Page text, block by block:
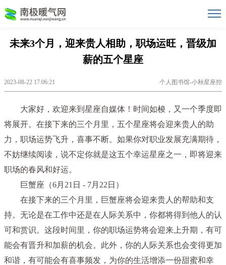
未来3个月，迎来贵人相助，职场运旺，晋级加
薪的五个星座
2023-08-22 17:06:21 个人图书馆-小秋星座控
大家好，欢迎来到星座自媒体！时间如梭，又一个季度即
将展开。在接下来的三个月里，五个星座将会迎来贵人的助
力，职场运势飞升，喜事不断。如果你对职业发展充满期待，
不妨继续阅读，说不定你就是这五个幸运星座之一，即将迎来
职场的春风和好运。
巨蟹座（6月21日 - 7月22日）
在接下来的三个月里，巨蟹座将会迎来贵人的帮助和支
持。无论是在工作中还是在人际关系中，你都将得到他人的认
可和赏识。这段时间里，你的职场运势将会迎来上升期，有可
能会有晋升和加薪的机会。此外，你的人际关系也会变得更加
和谐，有可能会有喜事频发，为你的生活增添一份甜蜜和幸